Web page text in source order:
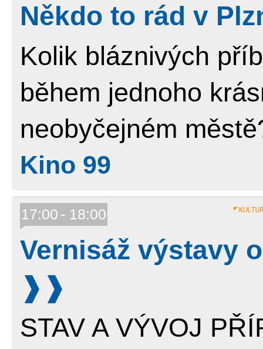
Někdo to rád v
Kolik bláznivých
během jednoho
neobyčejném
Kino 99
17:00 18:00
Vernisáž výstavy
STAV A VÝVOJ